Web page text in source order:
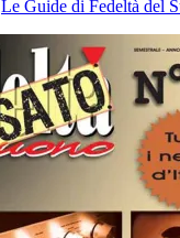
Le Guide di Fedeltà del